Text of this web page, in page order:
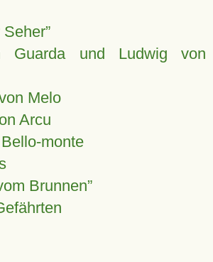
Guarda und Ludwig von
Melo
Arcu
monte
Brunnen